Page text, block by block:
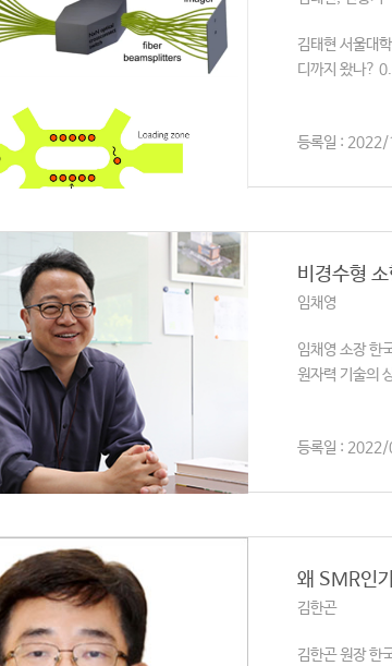
김태현 서울대
디까지 왔나?
등록일 :
비경수형
임채영
임채영 소장 한
원자력 기술의
등록일 :
왜 SMR인
김한곤
김한곤 원장 한